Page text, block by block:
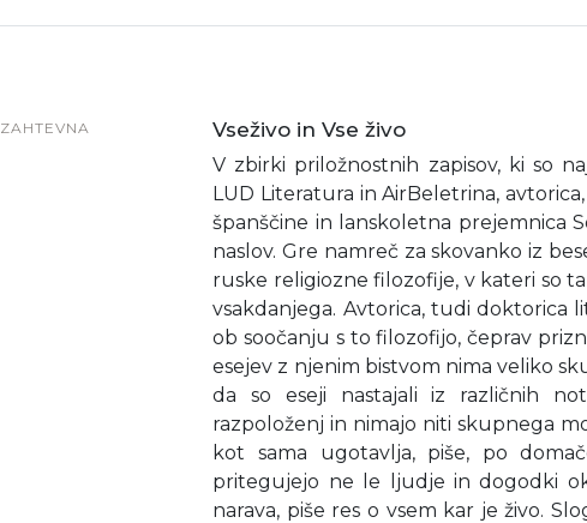
ZAHTEVNA Vseživo in Vse živo
V zbirki priložnostnih zapisov, ki so
LUD Literatura in AirBeletrina,
španščine in lanskoletna prejemnica
naslov. Gre namreč za skovanko iz
ruske religiozne filozofije, v kateri so
vsakdanjega. Avtorica, tudi doktorica
ob soočanju s to filozofijo, čeprav
esejev z njenim bistvom nima veliko
da so eseji nastajali iz različnih
razpoloženj in nimajo niti skupnega
kot sama ugotavlja, piše, po
pritegujejo ne le ljudje in dogodki
narava, piše res o vsem kar je živo.